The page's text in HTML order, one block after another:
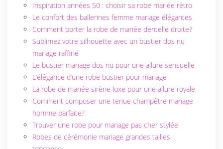
Inspiration années 50 : choisir sa robe mariée rétro
Le confort des ballerines femme mariage élégantes
Comment porter la robe de mariée dentelle droite?
Sublimez votre silhouette avec un bustier dos nu
mariage raffiné
Le bustier mariage dos nu pour une allure sensuelle
L’élégance d’une robe bustier pour mariage
La robe de mariée sirène luxe pour une allure royale
Comment composer une tenue champêtre mariage
homme parfaite?
Trouver une robe pour mariage pas cher stylée
Robes de cérémonie mariage grandes tailles